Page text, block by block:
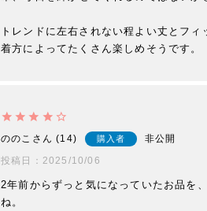
トレンドに左右されない程よい丈とフ
着方によってたくさん楽しめそうです。
ののこ 14 購入者
非公開
投稿日
2025/10/06
2年前からずっと気になっていたお品を
ね。